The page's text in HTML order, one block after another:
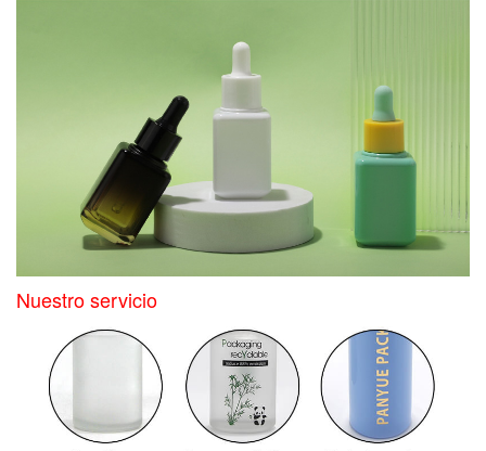
Nuestro servicio